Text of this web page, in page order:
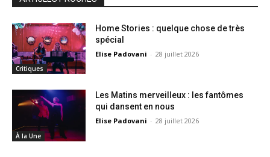
Critiques
Home Stories : quelque chose de très
spécial
Elise Padovani - 28 juillet 2026
À la Une
Les Matins merveilleux : les fantômes
qui dansent en nous
Elise Padovani - 28 juillet 2026